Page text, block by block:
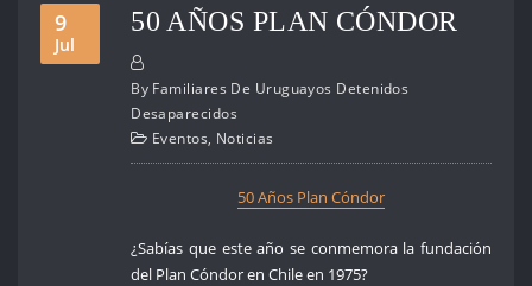
9
Jul
50 AÑOS PLAN CÓNDOR
By Familiares De Uruguayos Detenidos
Desaparecidos
Eventos, Noticias
50 Años Plan Cóndor
¿Sabías que este año se conmemora la fundación
del Plan Cóndor en Chile en 1975?